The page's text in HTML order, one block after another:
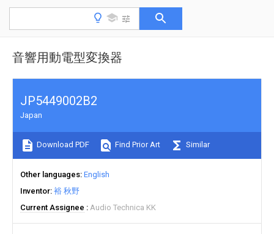
音響用動電型変換器
JP5449002B2
Japan
Download PDF Find Prior Art Similar
Other languages English
Inventor 裕 秋野
Current Assignee
Audio Technica KK